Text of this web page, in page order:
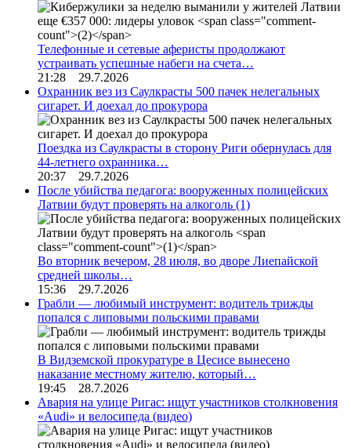
Телефонные и сетевые аферисты продолжают
устраивать успешные набеги на счета…
21:28 29.7.2026
Охранник вез из Саулкрасты 500 пачек нелегальных
сигарет. И доехал до прокурора
Поездка из Саулкрасты в сторону Риги обернулась для
44-летнего охранника…
20:37 29.7.2026
После убийства педагога: вооруженных полицейских
Латвии будут проверять на алкоголь (1)
Во вторник вечером, 28 июля, во дворе Лиепайской
средней школы…
15:36 29.7.2026
Грабли — любимый инструмент: водитель трижды
попался с липовыми польскими правами
В Видземской прокуратуре в Цесисе вынесено
наказание местному жителю, который…
19:45 28.7.2026
Авария на улице Ригас: ищут участников столкновения
«Audi» и велосипеда (видео)